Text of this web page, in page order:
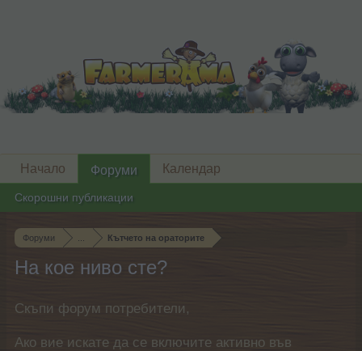
Форуми Кътчето на ораторите
На кое ниво сте?
Скъпи форум потребители,
Ако вие искате да се включите активно във
Начало Форуми
Скорошни публикации
Календар